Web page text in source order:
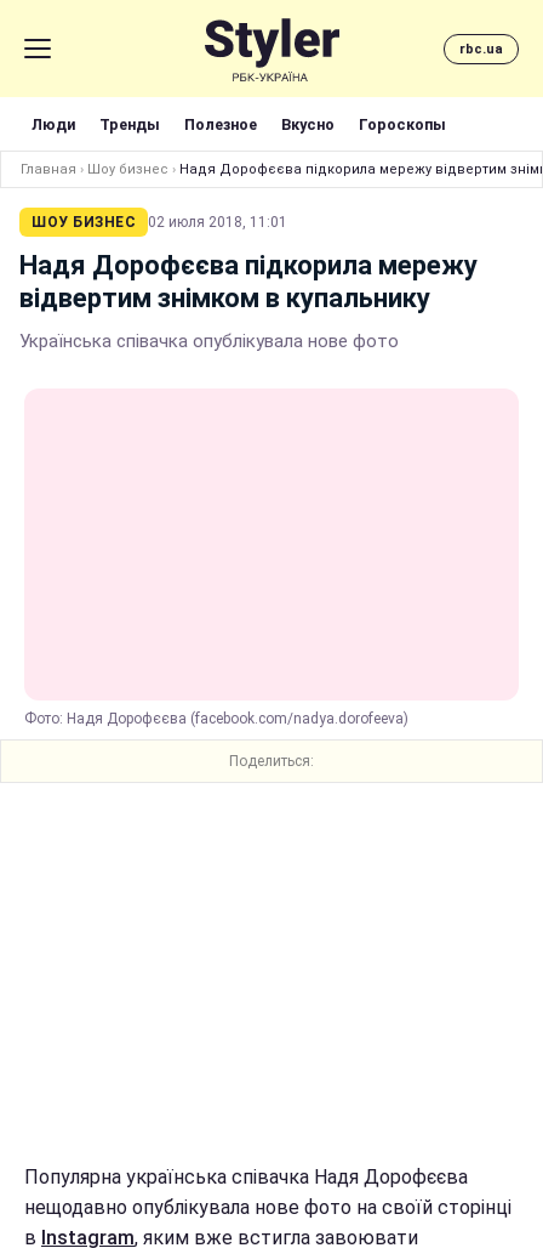
rbc.ua
Люди Тренды Полезное Вкусно Гороскопы
Главная › Шоу бизнес › Надя Дорофєєва підкорила мережу відвертим
ШОУ БИЗНЕС 02 июля 2018, 11:01
Надя Дорофєєва підкорила мережу
відвертим знімком в купальнику
Українська співачка опублікувала нове фото
Фото: Надя Дорофєєва (facebook.com/nadya.dorofeeva)
Поделиться:
Популярна українська співачка Надя Дорофєєва
нещодавно опублікувала нове фото на своїй сторінці
в Instagram, яким вже встигла завоювати